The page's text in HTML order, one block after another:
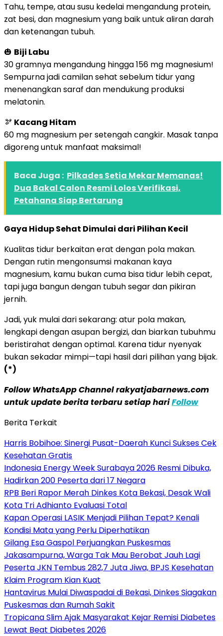
Tahu, tempe, atau susu kedelai mengandung protein,
zat besi, dan magnesium yang baik untuk aliran darah
dan ketenangan tubuh.
🎃 Biji Labu
30 gramnya mengandung hingga 156 mg magnesium!
Sempurna jadi camilan sehat sebelum tidur yang
menenangkan saraf dan mendukung produksi
melatonin.
🫘 Kacang Hitam
60 mg magnesium per setengah cangkir. Masak tanpa
digoreng untuk manfaat maksimal!
Baca Juga : Pilkades Setia Mekar Memanas!
Dua Bakal Calon Resmi Lolos Verifikasi,
Petahana Siap Bertarung
Gaya Hidup Sehat Dimulai dari Pilihan Kecil
Kualitas tidur berkaitan erat dengan pola makan.
Dengan rutin mengonsumsi makanan kaya
magnesium, kamu bukan cuma bisa tidur lebih cepat,
tapi juga bangun dengan tubuh segar dan pikiran
jernih.
Jadi, yuk mulai dari sekarang: atur pola makan,
lengkapi dengan asupan bergizi, dan biarkan tubuhmu
beristirahat dengan optimal. Karena tidur nyenyak
bukan sekadar mimpi—tapi hasil dari pilihan yang bijak.
(*)
Follow WhatsApp Channel rakyatjabarnews.com
untuk update berita terbaru setiap hariFollow
Berita Terkait
Harris Bobihoe: Sinergi Pusat-Daerah Kunci Sukses Cek
Kesehatan Gratis
Indonesia Energy Week Surabaya 2026 Resmi Dibuka,
Hadirkan 200 Peserta dari 17 Negara
RPB Beri Rapor Merah Dinkes Kota Bekasi, Desak Wali
Kota Tri Adhianto Evaluasi Total
Kapan Operasi LASIK Menjadi Pilihan Tepat? Kenali
Kondisi Mata yang Perlu Diperhatikan
Gilang Esa Gaspol Perjuangkan Puskesmas
Jakasampurna, Warga Tak Mau Berobat Jauh Lagi
Peserta JKN Tembus 282,7 Juta Jiwa, BPJS Kesehatan
Klaim Program Kian Kuat
Hantavirus Mulai Diwaspadai di Bekasi, Dinkes Siagakan
Puskesmas dan Rumah Sakit
Tropicana Slim Ajak Masyarakat Kejar Remisi Diabetes
Lewat Beat Diabetes 2026